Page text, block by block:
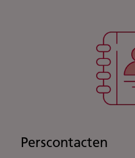
Perscontacten